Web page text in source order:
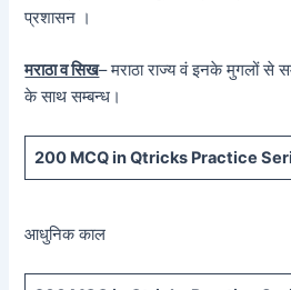
प्रशासन ।
मराठा व सिख– मराठा राज्य वं इनके मुगलों से
के साथ सम्बन्ध।
200 MCQ in Qtricks Practice
आधुनिक काल